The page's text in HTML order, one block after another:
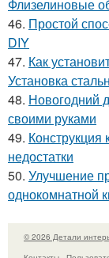
Флизелиновые
46. Простой
DIY
47. Как
Установка
48. Новогодний
своими руками
49.
недостатки
50. Улучшение
однокомнатной
© 2026 Детали